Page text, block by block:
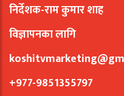
निर्देशक-राम कुमार शाह
विज्ञापनका लागि
+977-9851355797